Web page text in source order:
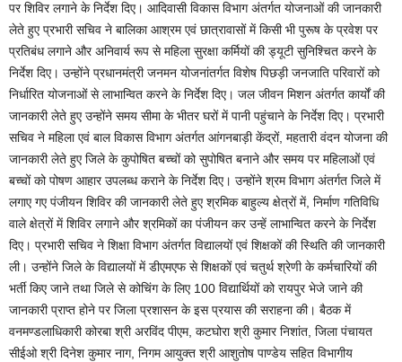
पर शिविर लगाने के निर्देश दिए। आदिवासी विकास विभाग अंतर्गत योजनाओं की जानकारी
लेते हुए प्रभारी सचिव ने बालिका आश्रम एवं छात्रावासों में किसी भी पुरूष के प्रवेश पर
प्रतिबंध लगाने और अनिवार्य रूप से महिला सुरक्षा कर्मियों की ड्यूटी सुनिश्चित करने के
निर्देश दिए। उन्होंने प्रधानमंत्री जनमन योजनांतर्गत विशेष पिछड़ी जनजाति परिवारों को
निर्धारित योजनाओं से लाभान्वित करने के निर्देश दिए। जल जीवन मिशन अंतर्गत कार्यों की
जानकारी लेते हुए उन्होंने समय सीमा के भीतर घरों में पानी पहुंचाने के निर्देश दिए। प्रभारी
सचिव ने महिला एवं बाल विकास विभाग अंतर्गत आंगनबाड़ी केंद्रों, महतारी वंदन योजना की
जानकारी लेते हुए जिले के कुपोषित बच्चों को सुपोषित बनाने और समय पर महिलाओं एवं
बच्चों को पोषण आहार उपलब्ध कराने के निर्देश दिए। उन्होंने श्रम विभाग अंतर्गत जिले में
लगाए गए पंजीयन शिविर की जानकारी लेते हुए श्रमिक बाहुल्य क्षेत्रों में, निर्माण गतिविधि
वाले क्षेत्रों में शिविर लगाने और श्रमिकों का पंजीयन कर उन्हें लाभान्वित करने के निर्देश
दिए। प्रभारी सचिव ने शिक्षा विभाग अंतर्गत विद्यालयों एवं शिक्षकों की स्थिति की जानकारी
ली। उन्होंने जिले के विद्यालयों में डीएमएफ से शिक्षकों एवं चतुर्थ श्रेणी के कर्मचारियों की
भर्ती किए जाने तथा जिले से कोचिंग के लिए 100 विद्यार्थियों को रायपुर भेजे जाने की
जानकारी प्राप्त होने पर जिला प्रशासन के इस प्रयास की सराहना की। बैठक में
वनमण्डलाधिकारी कोरबा श्री अरविंद पीएम, कटघोरा श्री कुमार निशांत, जिला पंचायत
सीईओ श्री दिनेश कुमार नाग, निगम आयुक्त श्री आशुतोष पाण्डेय सहित विभागीय